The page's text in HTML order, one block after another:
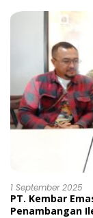
1 September 2025
PT. Kembar
Penambangan